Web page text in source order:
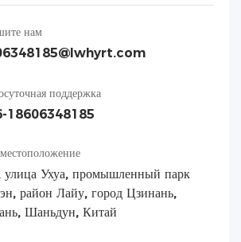
нам
поддержка
18606348185
Ухуа, промышленный парк
район Лайу, город Цзинань,
Шаньдун, Китай